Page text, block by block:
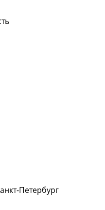
Петербург